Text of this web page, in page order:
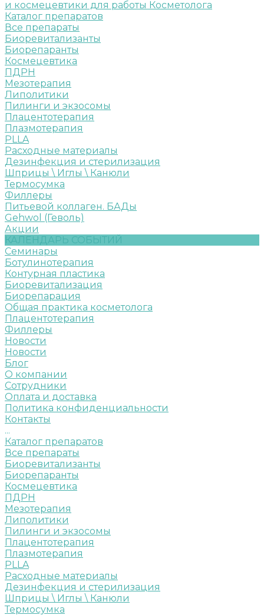
Каталог препаратов
Все препараты
Биоревитализанты
Биорепаранты
Космецевтика
ПДРН
Мезотерапия
Липолитики
Пилинги и экзосомы
Плацентотерапия
Плазмотерапия
PLLA
Расходные материалы
Дезинфекция и стерилизация
Шприцы \ Иглы \ Канюли
Термосумка
Филлеры
Питьевой коллаген. БАДы
Gehwol (Геволь)
Акции
КАЛЕНДАРЬ СОБЫТИЙ
Семинары
Ботулинотерапия
Контурная пластика
Биоревитализация
Биорепарация
Общая практика косметолога
Плацентотерапия
Филлеры
Новости
Новости
Блог
О компании
Сотрудники
Оплата и доставка
Политика конфиденциальности
Контакты
...
Каталог препаратов
Все препараты
Биоревитализанты
Биорепаранты
Космецевтика
ПДРН
Мезотерапия
Липолитики
Пилинги и экзосомы
Плацентотерапия
Плазмотерапия
PLLA
Расходные материалы
Дезинфекция и стерилизация
Шприцы \ Иглы \ Канюли
Термосумка